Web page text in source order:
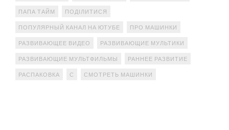
ПАПА ТАЙМ ПОДІЛИТИСЯ
ПОПУЛЯРНЫЙ КАНАЛ НА ЮТУБЕ ПРО МАШИНКИ
РАЗВИВАЮЩЕЕ ВИДЕО РАЗВИВАЮЩИЕ МУЛЬТИКИ
РАЗВИВАЮЩИЕ МУЛЬТФИЛЬМЫ РАННЕЕ РАЗВИТИЕ
РАСПАКОВКА С СМОТРЕТЬ МАШИНКИ